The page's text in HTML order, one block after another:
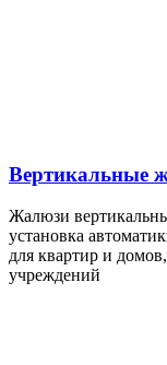
Вертикальные
Жалюзи
установка
для квартир и
учреждений